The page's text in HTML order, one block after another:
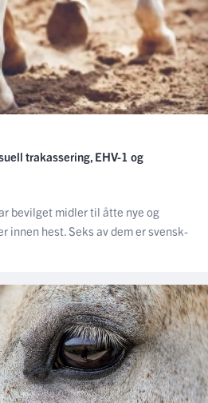
trakassering, EHV-1 og
bevilget midler til åtte nye og
hest. Seks av dem er svensk-